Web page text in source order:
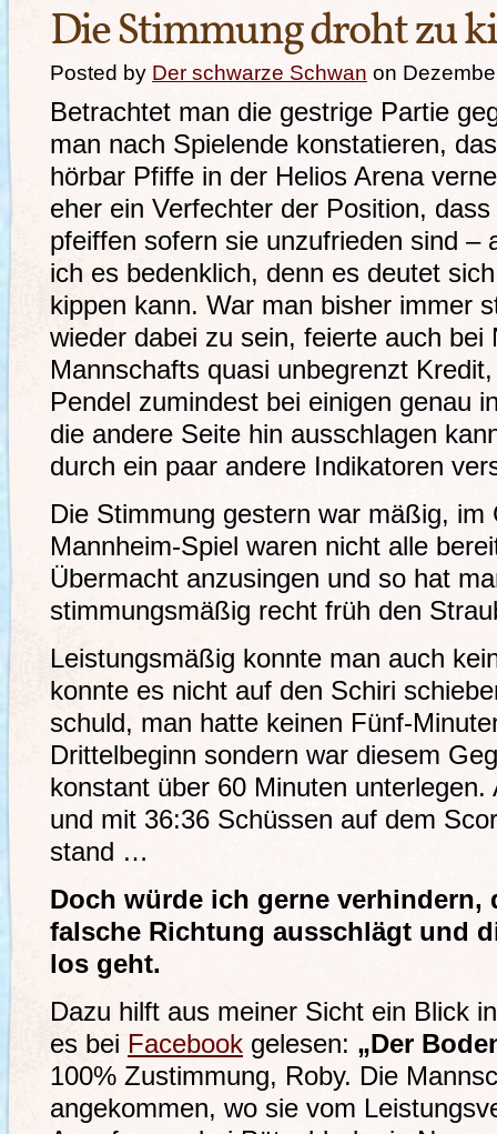
Die Stimmung droht zu
Posted by Der schwarze Schwan on
Betrachtet man die gestrige Partie
man nach Spielende konstatieren,
hörbar Pfiffe in der Helios Arena
eher ein Verfechter der Position,
pfeiffen sofern sie unzufrieden sind –
ich es bedenklich, denn es deutet
kippen kann. War man bisher immer
wieder dabei zu sein, feierte auch bei
Mannschafts quasi unbegrenzt
Pendel zumindest bei einigen genau
die andere Seite hin ausschlagen
durch ein paar andere Indikatoren
Die Stimmung gestern war mäßig, im
Mannheim-Spiel waren nicht alle
Übermacht anzusingen und so hat
stimmungsmäßig recht früh den
Leistungsmäßig konnte man auch
konnte es nicht auf den Schiri
schuld, man hatte keinen Fünf-
Drittelbeginn sondern war diesem
konstant über 60 Minuten
und mit 36:36 Schüssen auf dem
stand …
Doch würde ich gerne verhindern,
falsche Richtung ausschlägt und
los geht.
Dazu hilft aus meiner Sicht ein Blick
es bei Facebook gelesen: „Der
100% Zustimmung, Roby. Die
angekommen, wo sie vom